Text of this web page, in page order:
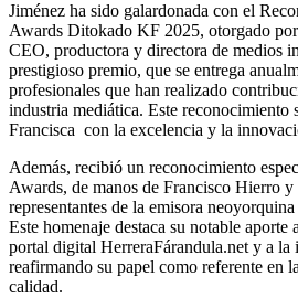
Jiménez ha sido galardonada con el
Awards Ditokado KF 2025, otorgado
CEO, productora y directora de medios
prestigioso premio, que se entrega
profesionales que han realizado
industria mediática. Este reconocimiento
Francisca con la excelencia y la
Además, recibió un reconocimiento
Awards, de manos de Francisco Hierro
representantes de la emisora
Este homenaje destaca su notable aporte
portal digital HerreraFárandula.net y a la
reafirmando su papel como referente en
calidad.